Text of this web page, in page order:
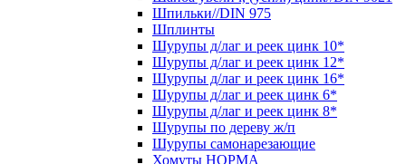
Шпильки//DIN 975
Шплинты
Шурупы д/лаг и реек цинк 10*
Шурупы д/лаг и реек цинк 12*
Шурупы д/лаг и реек цинк 16*
Шурупы д/лаг и реек цинк 6*
Шурупы д/лаг и реек цинк 8*
Шурупы по дереву ж/п
Шурупы самонарезающие
Хомуты НОРМА